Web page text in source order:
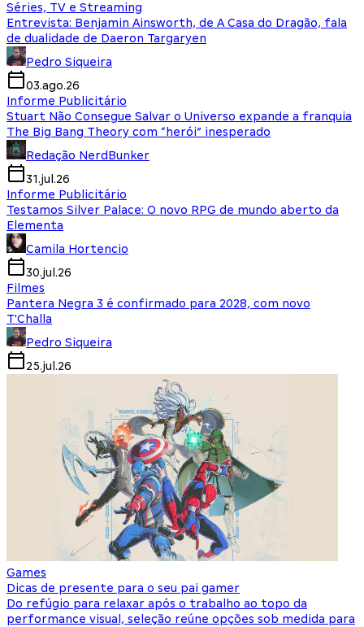
Séries, TV e Streaming
Entrevista: Benjamin Ainsworth, de A Casa do Dragão, fala
de dualidade de Daeron Targaryen
Pedro Siqueira
03.ago.26
Informe Publicitário
Stuart Não Consegue Salvar o Universo expande a franquia
The Big Bang Theory com “herói” inesperado
Redação NerdBunker
31.jul.26
Informe Publicitário
Testamos Silver Palace: O novo RPG de mundo aberto da
Elementa
Camila Hortencio
30.jul.26
Filmes
Pantera Negra 3 é confirmado para 2028, com novo
T'Challa
Pedro Siqueira
25.jul.26
Games
Dicas de presente para o seu pai gamer
Do refúgio para relaxar após o trabalho ao topo da
performance visual, seleção reúne opções sob medida para